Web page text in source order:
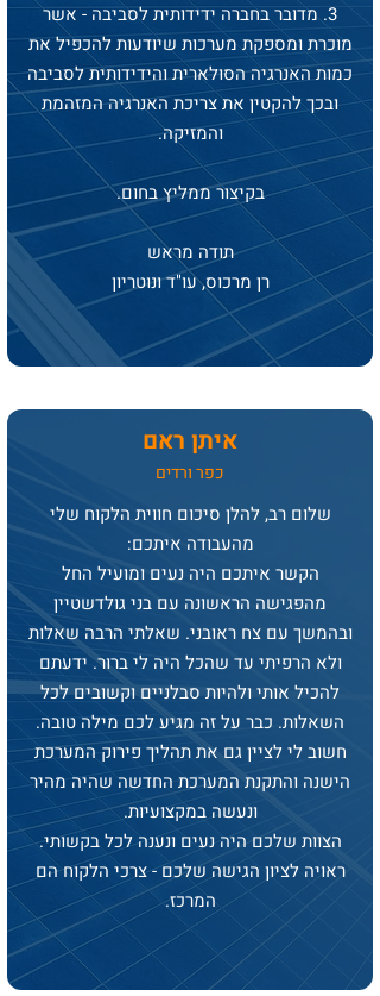
3. מדובר בחברה ידידותית לסביבה - אשר
מוכרת ומספקת מערכות שיודעות להכפיל את
כמות האנרגיה הסולארית והידידותית לסביבה
ובכך להקטין את צריכת האנרגיה המזהמת
והמזיקה.
בקיצור ממליץ בחום.
תודה מראש
רן מרכוס, עו"ד ונוטריון
איתן ראם
כפרורדים
שלום רב, להלן סיכום חווית הלקוח שלי
מהעבודה איתכם:
הקשר איתכם היה נעים ומועיל החל
מהפגישה הראשונה עם בני גולדשטיין
ובהמשך עם צח ראובני. שאלתי הרבה שאלות
ולא הרפיתי עד שהכל היה לי ברור. ידעתם
להכיל אותי ולהיות סבלניים וקשובים לכל
השאלות. כבר על זה מגיע לכם מילה טובה.
חשוב לי לציין גם את תהליך פירוק המערכת
הישנה והתקנת המערכת החדשה שהיה מהיר
ונעשה במקצועיות.
הצוות שלכם היה נעים ונענה לכל בקשותי.
ראויה לציון הגישה שלכם - צרכי הלקוח הם
המרכז.